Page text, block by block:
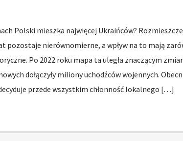
Polski mieszka najwięcej Ukraińców?
pozostaje nierównomierne, a wpływ na to mają
Po 2022 roku mapa ta uległa znaczącym
dołączyły miliony uchodźców wojennych.
przede wszystkim chłonność lokalnego […]